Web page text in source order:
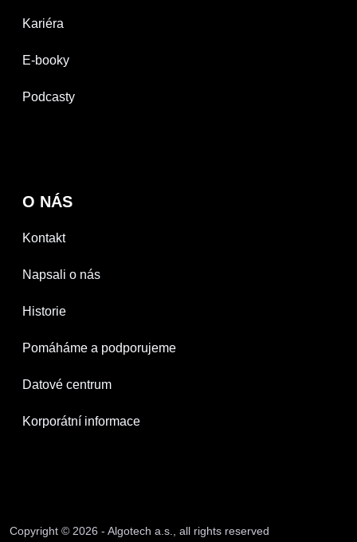
Kariéra
E-booky
Podcasty
O NÁS
Kontakt
Napsali o nás
Historie
Pomáháme a podporujeme
Datové centrum
Korporátní informace
Copyright © 2026 - Algotech a.s., all rights reserved